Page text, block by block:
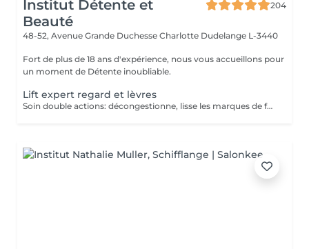
Institut Détente et
Beauté
204
48-52, Avenue Grande Duchesse Charlotte Dudelange L-3440
Fort de plus de 18 ans d'expérience, nous vous accueillons pour
un moment de Détente inoubliable.
Lift expert regard et lèvres
Soin double actions: décongestionne, lisse les marques de fatigue et repulpe les lèvres